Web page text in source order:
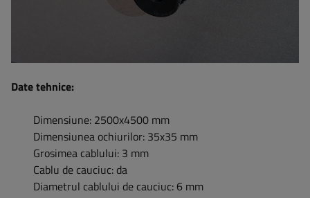
Date tehnice:
Dimensiune: 2500x4500 mm
Dimensiunea ochiurilor: 35x35 mm
Grosimea cablului: 3 mm
Cablu de cauciuc: da
Diametrul cablului de cauciuc: 6 mm